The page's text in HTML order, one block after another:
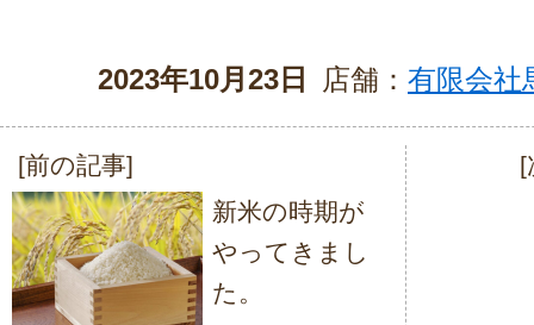
2023年10月23日 店舗： 有限会社
投
稿
ナ
ビ
[前の記事]
新米の時期が
やってきまし
た。
[